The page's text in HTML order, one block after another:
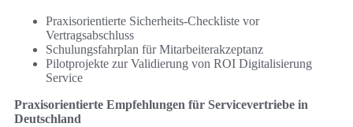
Praxisorientierte Sicherheits-Checkliste vor
Vertragsabschluss
Schulungsfahrplan für Mitarbeiterakzeptanz
Pilotprojekte zur Validierung von ROI Digitalisierung
Service
Praxisorientierte Empfehlungen für Servicevertriebe in
Deutschland